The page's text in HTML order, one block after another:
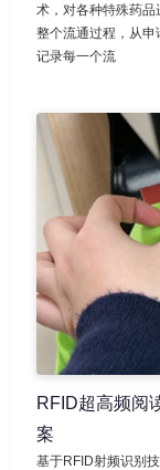
术，对各种特殊药
整个流通过程，从
记录每一个流
RFID超高频阅
案
基于RFID射频识别